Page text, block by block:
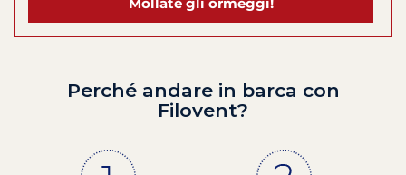
Perché andare in barca con
Filovent?